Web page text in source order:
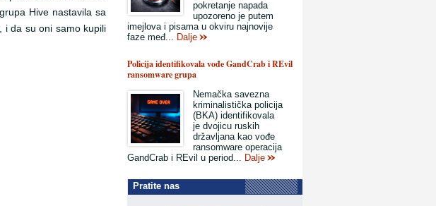
Hive nastavila sa
i da su oni samo kupili
pokretanje napada
upozoreno je putem
imejlova i pisama u okviru najnovije
faze međ... Dalje
Policija identifikovala vođe GandCrab i REvil
ransomware grupa
Nemačka savezna
kriminalistička policija
(BKA) identifikovala
je dvojicu ruskih
državljana kao vođe
ransomware operacija
GandCrab i REvil u period... Dalje
Pratite nas